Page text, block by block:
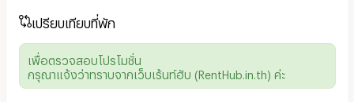
เปรียบเทียบที่พัก
เพื่อตรวจสอบโปรโมชั่น
กรุณาแจ้งว่าทราบจากเว็บเร้นท์ฮับ (RentHub.in.th) ค่ะ